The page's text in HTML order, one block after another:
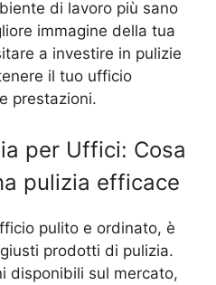
di lavoro più sano
immagine della tua
a investire in pulizie
il tuo ufficio
prestazioni.
per Uffici: Cosa
pulizia efficace
pulito e ordinato, è
prodotti di pulizia.
disponibili sul mercato,